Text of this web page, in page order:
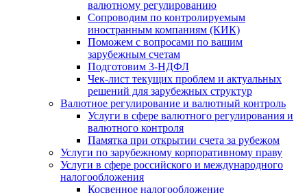
валютному регулированию
Сопроводим по контролируемым
иностранным компаниям (КИК)
Поможем с вопросами по вашим
зарубежным счетам
Подготовим 3-НДФЛ
Чек-лист текущих проблем и актуальных
решений для зарубежных структур
Валютное регулирование и валютный контроль
Услуги в сфере валютного регулирования и
валютного контроля
Памятка при открытии счета за рубежом
Услуги по зарубежному корпоративному праву
Услуги в сфере российского и международного
налогообложения
Косвенное налогообложение